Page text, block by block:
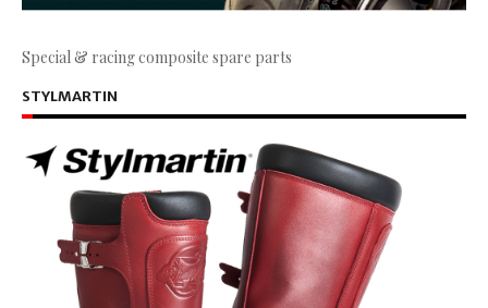
Special & racing composite spare parts
STYLMARTIN